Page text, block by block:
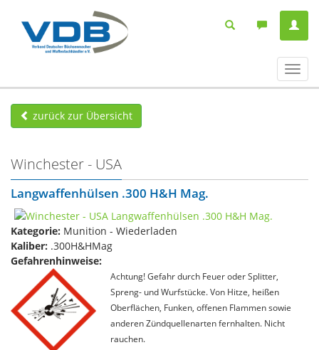
ein-/
zurück zur Übersicht
Winchester - USA
Langwaffenhülsen .300 H&H Mag.
Kategorie: Munition - Wiederladen
Kaliber: .300H&HMag
Gefahrenhinweise:
Achtung! Gefahr durch Feuer oder Splitter,
Spreng- und Wurfstücke. Von Hitze, heißen
Oberflächen, Funken, offenen Flammen sowie
anderen Zündquellenarten fernhalten. Nicht
rauchen.